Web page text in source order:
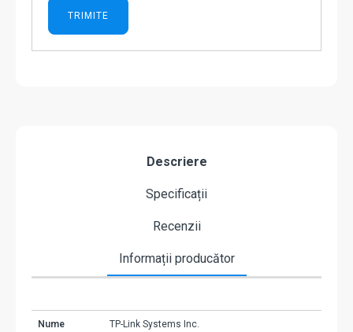
Descriere
Specificații
Recenzii
Informații producător
Nume
TP-Link Systems Inc.